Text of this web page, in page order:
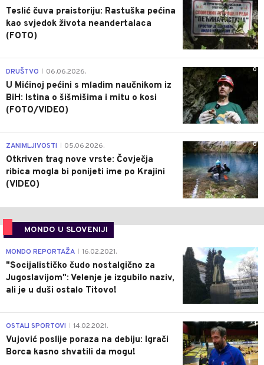
Teslić čuva praistoriju: Rastuška pećina
kao svjedok života neandertalaca
(FOTO)
0
DRUŠTVO 06.06.2026.
U Mićinoj pećini s mladim naučnikom iz
BiH: Istina o šišmišima i mitu o kosi
(FOTO/VIDEO)
0
ZANIMLJIVOSTI 05.06.2026.
Otkriven trag nove vrste: Čovječja
ribica mogla bi ponijeti ime po Krajini
(VIDEO)
MONDO U SLOVENIJI
4
MONDO REPORTAŽA 16.02.2021.
"Socijalističko čudo nostalgično za
Jugoslavijom": Velenje je izgubilo naziv,
ali je u duši ostalo Titovo!
1
OSTALI SPORTOVI 14.02.2021.
Vujović poslije poraza na debiju: Igrači
Borca kasno shvatili da mogu!